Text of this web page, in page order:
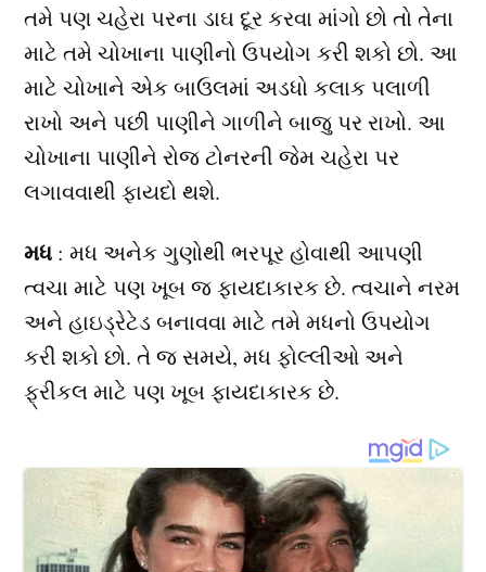
તમે પણ ચહેરા પરના ડાઘ દૂર કરવા માંગો છો તો તેના
માટે તમે ચોખાના પાણીનો ઉપયોગ કરી શકો છો. આ
માટે ચોખાને એક બાઉલમાં અડધો કલાક પલાળી
રાખો અને પછી પાણીને ગાળીને બાજુ પર રાખો. આ
ચોખાના પાણીને રોજ ટોનરની જેમ ચહેરા પર
લગાવવાથી ફાયદો થશે.
મધ : મધ અનેક ગુણોથી ભરપૂર હોવાથી આપણી
ત્વચા માટે પણ ખૂબ જ ફાયદાકારક છે. ત્વચાને નરમ
અને હાઇડ્રેટેડ બનાવવા માટે તમે મધનો ઉપયોગ
કરી શકો છો. તે જ સમયે, મધ ફોલ્લીઓ અને
ફ્રીકલ માટે પણ ખૂબ ફાયદાકારક છે.